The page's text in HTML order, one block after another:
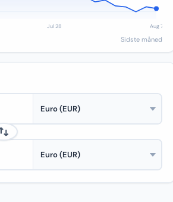
Sidste måned